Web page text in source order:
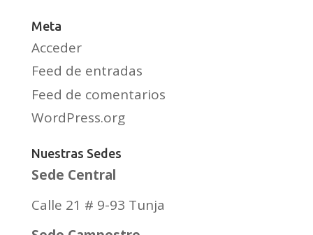
Meta
Acceder
Feed de entradas
Feed de comentarios
WordPress.org
Nuestras Sedes
Sede Central
Calle 21 # 9-93 Tunja